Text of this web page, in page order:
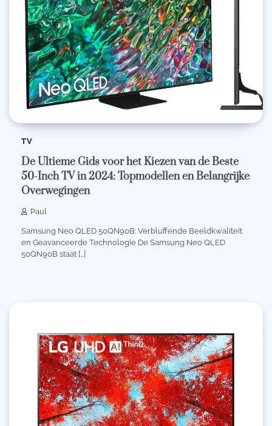
TV
De Ultieme Gids voor het Kiezen van de Beste
50-Inch TV in 2024: Topmodellen en Belangrijke
Overwegingen
Paul
Samsung Neo QLED 50QN90B: Verbluffende Beeldkwaliteit
en Geavanceerde Technologie De Samsung Neo QLED
50QN90B staat […]